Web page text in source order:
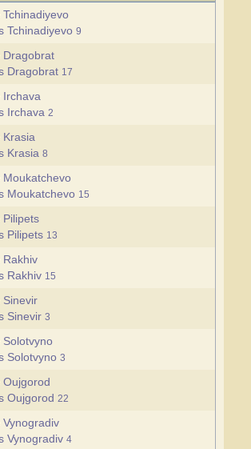
Tchinadiyevo
Tchinadiyevo 9
Dragobrat
Dragobrat 17
Irchava
Irchava 2
Krasia
Krasia 8
Moukatchevo
Moukatchevo 15
Pilipets
Pilipets 13
Rakhiv
Rakhiv 15
Sinevir
Sinevir 3
Solotvyno
Solotvyno 3
Oujgorod
Oujgorod 22
Vynogradiv
Vynogradiv 4